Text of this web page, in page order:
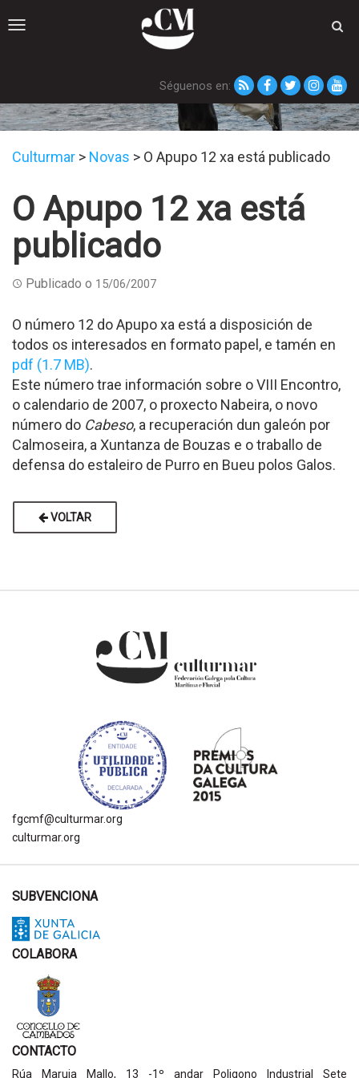
Toggle
Séguenos en:
Novas
Culturmar > Novas > O Apupo 12 xa está publicado
O Apupo 12 xa está
publicado
Publicado o 15/06/2007
O número 12 do Apupo xa está a disposición de
todos os interesados en formato papel, e tamén en
pdf (1.7 MB).
Este número trae información sobre o VIII Encontro,
o calendario de 2007, o proxecto Nabeira, o novo
número do Cabeso, a recuperación dun galeón por
Calmoseira, a Xuntanza de Bouzas e o traballo de
defensa do estaleiro de Purro en Bueu polos Galos.
VOLTAR
fgcmf@culturmar.org
culturmar.org
SUBVENCIONA
COLABORA
CONTACTO
Rúa Maruja Mallo, 13 -1º andar Poligono Industrial Sete